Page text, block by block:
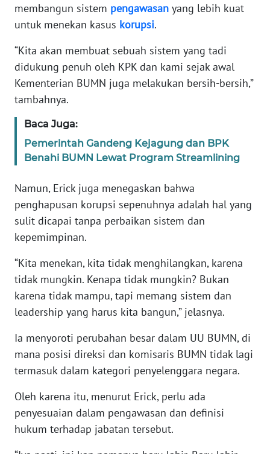
membangun sistem pengawasan yang lebih kuat
untuk menekan kasus korupsi.
“Kita akan membuat sebuah sistem yang tadi
didukung penuh oleh KPK dan kami sejak awal
Kementerian BUMN juga melakukan bersih-bersih,”
tambahnya.
Baca Juga:
Pemerintah Gandeng Kejagung dan BPK
Benahi BUMN Lewat Program Streamlining
Namun, Erick juga menegaskan bahwa
penghapusan korupsi sepenuhnya adalah hal yang
sulit dicapai tanpa perbaikan sistem dan
kepemimpinan.
“Kita menekan, kita tidak menghilangkan, karena
tidak mungkin. Kenapa tidak mungkin? Bukan
karena tidak mampu, tapi memang sistem dan
leadership yang harus kita bangun,” jelasnya.
Ia menyoroti perubahan besar dalam UU BUMN, di
mana posisi direksi dan komisaris BUMN tidak lagi
termasuk dalam kategori penyelenggara negara.
Oleh karena itu, menurut Erick, perlu ada
penyesuaian dalam pengawasan dan definisi
hukum terhadap jabatan tersebut.
KARIR
DISCLAIMER
Wahana
News
Regional
SUMUT
JAKARTA
WN
JABAR
BANTEN
WN
WN
KEPRI
PAPUA